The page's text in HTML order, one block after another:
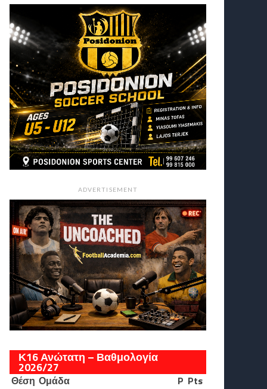
ADVERTISEMENT
Κ16 Ανώτατη – Βαθμολογία
2026/27
Θέση Ομάδα P Pts